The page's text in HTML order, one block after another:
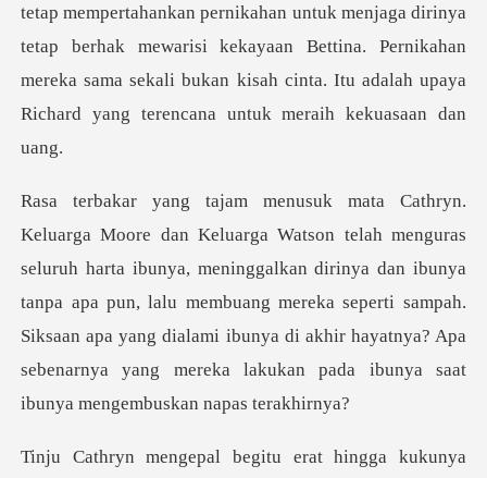
tetap mempertahankan pernikahan untuk menjaga dirinya
tetap berhak mewari
ya, meninggalkan dirinya dan ibunya
tanpa apa pun, lalu membuang mereka seperti sampah.
Siksaan apa yang dialami ib